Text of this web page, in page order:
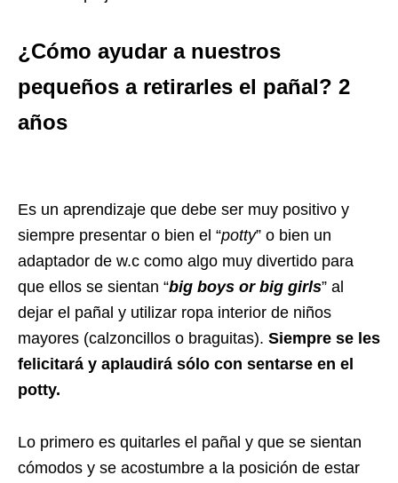
¿Cómo ayudar a nuestros
pequeños a retirarles el pañal? 2
años
Es un aprendizaje que debe ser muy positivo y
siempre presentar o bien el “potty” o bien un
adaptador de w.c como algo muy divertido para
que ellos se sientan “big boys or big girls” al
dejar el pañal y utilizar ropa interior de niños
mayores (calzoncillos o braguitas). Siempre se les
felicitará y aplaudirá sólo con sentarse en el
potty.
Lo primero es quitarles el pañal y que se sientan
cómodos y se acostumbre a la posición de estar